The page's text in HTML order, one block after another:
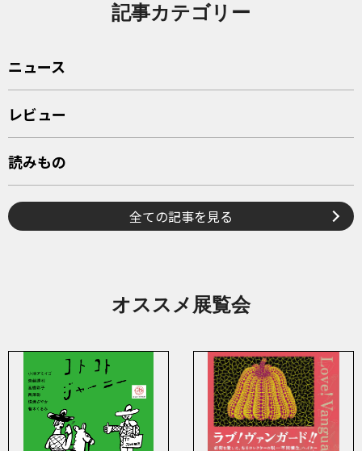
記事カテゴリー
ニュース
レビュー
読みもの
全ての記事を見る
オススメ展覧会